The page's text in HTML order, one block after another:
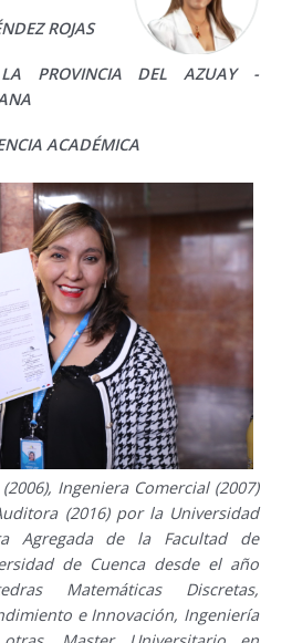
ROJAS
LA PROVINCIA DEL AZUAY -
ACADÉMICA
Ingeniera Comercial (2007)
(2016) por la Universidad
Agregada de la Facultad de
de Cuenca desde el año
Matemáticas Discretas,
e Innovación, Ingeniería